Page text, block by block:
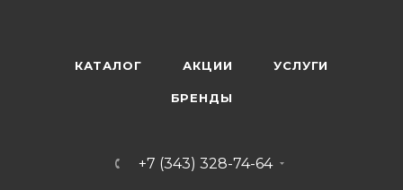
КАТАЛОГ АКЦИИ УСЛУГИ
БРЕНДЫ
+7 (343) 328-74-64